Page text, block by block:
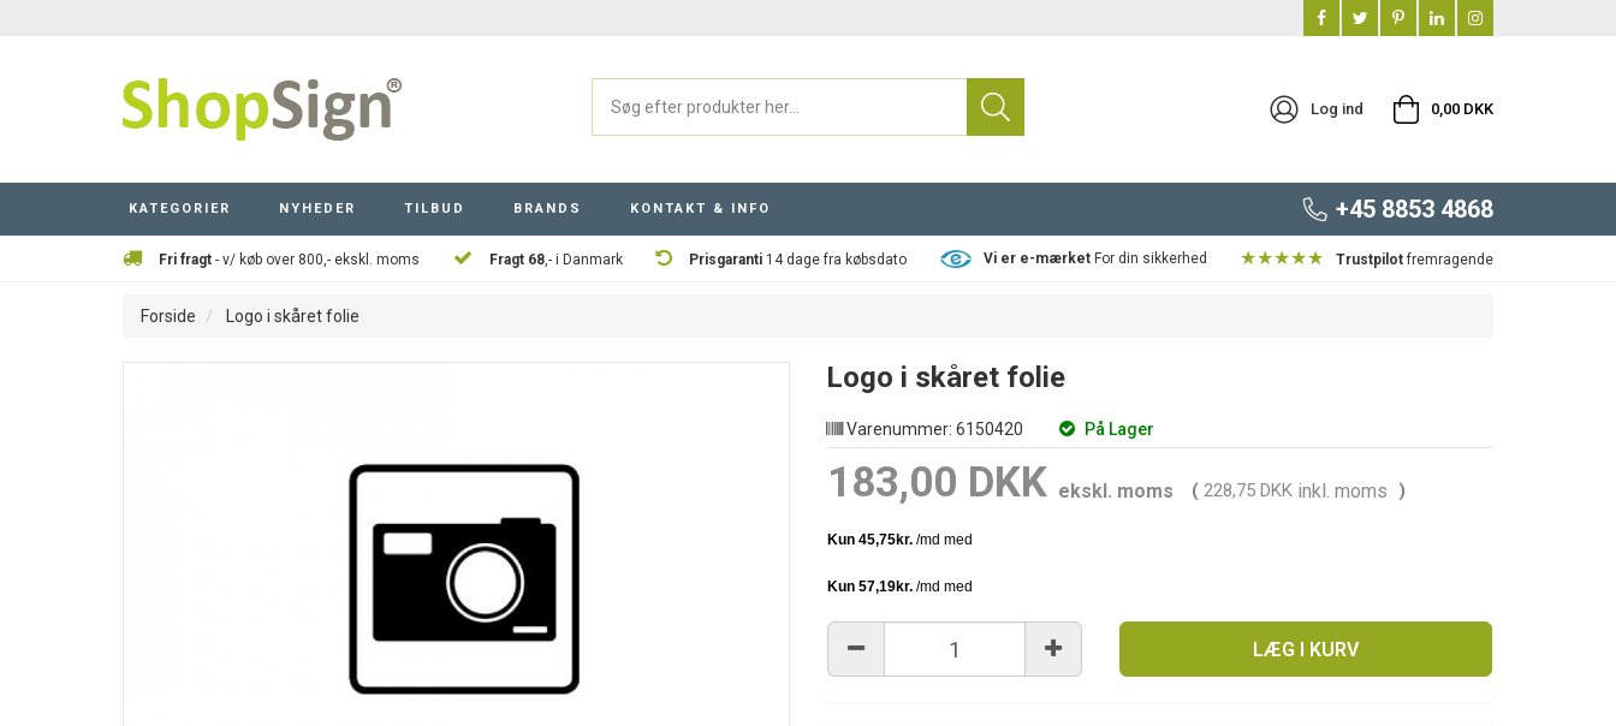
Log ind 0,00 DKK
KATEGORIER NYHEDER TILBUD BRANDS KONTAKT & INFO +45 8853 4868
Fri fragt - v/ køb over 800,- ekskl. moms Fragt 68,- i Danmark Prisgaranti 14 dage fra købsdato Vi er e-mærketFor din sikkerhed ★★★★★ Trustpilotfremragende
Forside Logo i skåret folie
Logo i skåret folie
Varenummer: 6150420 På Lager
183,00 DKK ekskl. moms ( 228,75 DKK inkl. moms )
LÆG I KURV